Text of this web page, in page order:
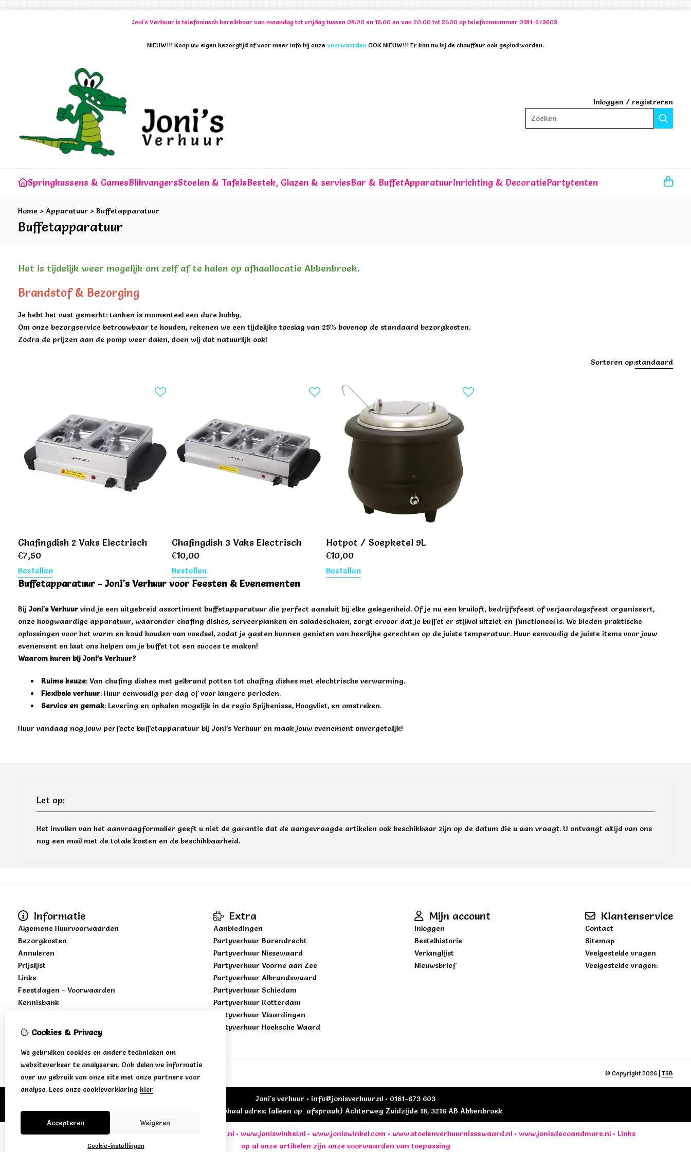
Joni's Verhuur is telefoninsch bereikbaar van maandag tot vrijdag tussen 08:00 en 16:00 en van 20:00 tot 21:00 op telefoonnummer 0181-673603.
NIEUW!!! Koop uw eigen bezorgtijd af voor meer info bij onze voorwaarden OOK NIEUW!!! Er kan nu bij de chauffeur ook gepind worden.
Inloggen / registreren
Zoeken
Springkussens & GamesBlikvangersStoelen & TafelsBestek, Glazen & serviesBar & BuffetApparatuurInrichting & DecoratiePartytenten
Home > Apparatuur > Buffetapparatuur
Buffetapparatuur
Het is tijdelijk weer mogelijk om zelf af te halen op afhaallocatie Abbenbroek.
Brandstof & Bezorging
Je hebt het vast gemerkt: tanken is momenteel een dure hobby.
Om onze bezorgservice betrouwbaar te houden, rekenen we een tijdelijke toeslag van 25% bovenop de standaard bezorgkosten.
Zodra de prijzen aan de pomp weer dalen, doen wij dat natuurlijk ook!
Sorteren op:standaard
Chafingdish 2 Vaks Electrisch
€7,50
Bestellen
Chafingdish 3 Vaks Electrisch
€10,00
Bestellen
Hotpot / Soepketel 9L
€10,00
Bestellen
Buffetapparatuur - Joni's Verhuur voor Feesten & Evenementen
Bij Joni's Verhuur vind je een uitgebreid assortiment buffetapparatuur die perfect aansluit bij elke gelegenheid. Of je nu een bruiloft, bedrijfsfeest of verjaardagsfeest organiseert,
onze hoogwaardige apparatuur, waaronder chafing dishes, serveerplanken en saladeschalen, zorgt ervoor dat je buffet er stijlvol uitziet en functioneel is. We bieden praktische
oplossingen voor het warm en koud houden van voedsel, zodat je gasten kunnen genieten van heerlijke gerechten op de juiste temperatuur. Huur eenvoudig de juiste items voor jouw
evenement en laat ons helpen om je buffet tot een succes te maken!
Waarom huren bij Joni’s Verhuur?
Ruime keuze: Van chafing dishes met gelbrand potten tot chafing dishes met elecktrische verwarming.
Flexibele verhuur: Huur eenvoudig per dag of voor langere perioden.
Service en gemak: Levering en ophalen mogelijk in de regio Spijkenisse, Hoogvliet, en omstreken.
Huur vandaag nog jouw perfecte buffetapparatuur bij Joni’s Verhuur en maak jouw evenement onvergetelijk!
Let op:
Het invullen van het aanvraagformulier geeft u niet de garantie dat de aangevraagde artikelen ook beschikbaar zijn op de datum die u aan vraagt. U ontvangt altijd van ons
nog een mail met de totale kosten en de beschikbaarheid.
Informatie
Algemene Huurvoorwaarden
Bezorgkosten
Annuleren
Prijslijst
Links
Feestdagen - Voorwaarden
Kennisbank
Extra
Aanbiedingen
Partyverhuur Barendrecht
Partyverhuur Nissewaard
Partyverhuur Voorne aan Zee
Partyverhuur Albrandswaard
Partyverhuur Schiedam
Partyverhuur Rotterdam
Partyverhuur Vlaardingen
Partyverhuur Hoeksche Waard
Mijn account
inloggen
Bestelhistorie
Verlanglijst
Nieuwsbrief
Klantenservice
Contact
Sitemap
Veelgestelde vragen
Veelgestelde vragen:
© Copyright 2026 | TSB
Joni's verhuur • info@jonisverhuur.nl • 0181-673 603
Bezoek/ophaal adres: (alleen op afspraak) Achterweg Zuidzijde 18, 3216 AB Abbenbroek
www.jonisverhuuravontuur.nl www.jonisverhuur.nl • www.joniswinkel.nl • www.joniswinkel.com • www.stoelenverhuurnissewaard.nl • www.jonisdecoandmore.nl • Links
op al onze artikelen zijn onze voorwaarden van toepassing
Cookies & Privacy
We gebruiken cookies en andere technieken om
websiteverkeer te analyseren. Ook delen we informatie
over uw gebruik van onze site met onze partners voor
analyse. Lees onze cookieverklaring hier
Accepteren Weigeren
Cookie-instellingen